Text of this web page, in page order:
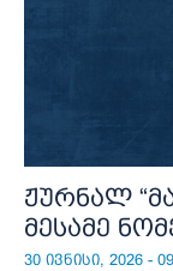
ჟურნალ
მესამე
30 ივნისი, 2026 -